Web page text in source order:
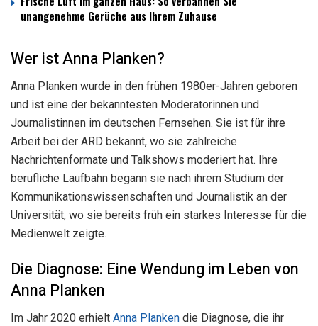
unangenehme Gerüche aus Ihrem Zuhause
Wer ist Anna Planken?
Anna Planken wurde in den frühen 1980er-Jahren geboren
und ist eine der bekanntesten Moderatorinnen und
Journalistinnen im deutschen Fernsehen. Sie ist für ihre
Arbeit bei der ARD bekannt, wo sie zahlreiche
Nachrichtenformate und Talkshows moderiert hat. Ihre
berufliche Laufbahn begann sie nach ihrem Studium der
Kommunikationswissenschaften und Journalistik an der
Universität, wo sie bereits früh ein starkes Interesse für die
Medienwelt zeigte.
Die Diagnose: Eine Wendung im Leben von
Anna Planken
Im Jahr 2020 erhielt Anna Planken die Diagnose, die ihr